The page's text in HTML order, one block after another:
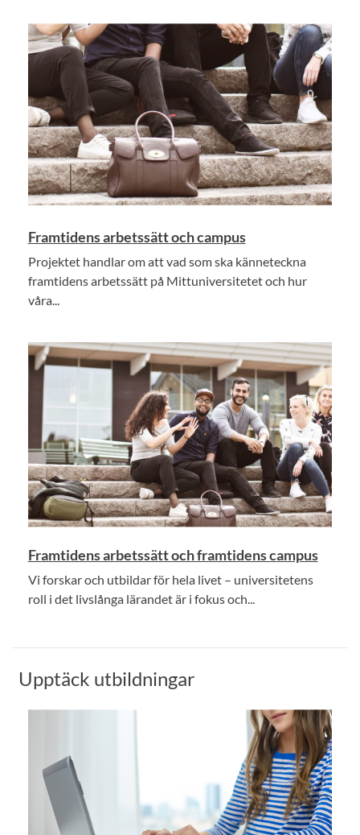
Framtidens arbetssätt och campus
Projektet handlar om att vad som ska känneteckna
framtidens arbetssätt på Mittuniversitetet och hur
våra...
Framtidens arbetssätt och framtidens campus
Vi forskar och utbildar för hela livet – universitetens
roll i det livslånga lärandet är i fokus och...
Upptäck utbildningar